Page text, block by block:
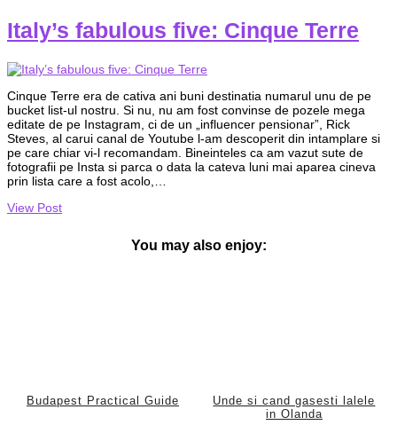
Italy’s fabulous five: Cinque Terre
Cinque Terre era de cativa ani buni destinatia numarul unu de pe
bucket list-ul nostru. Si nu, nu am fost convinse de pozele mega
editate de pe Instagram, ci de un „influencer pensionar”, Rick
Steves, al carui canal de Youtube l-am descoperit din intamplare si
pe care chiar vi-l recomandam. Bineinteles ca am vazut sute de
fotografii pe Insta si parca o data la cateva luni mai aparea cineva
prin lista care a fost acolo,…
View Post
You may also enjoy:
Budapest Practical Guide
Unde si cand gasesti lalele
in Olanda